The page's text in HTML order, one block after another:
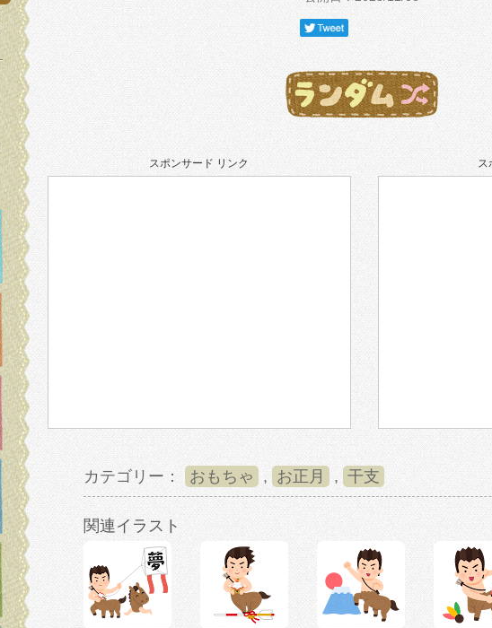
スポンサード リンク ス
カテゴリー： おもちゃ , お正月 , 干支
関連イラスト